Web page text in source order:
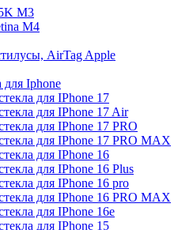
M3
M4
AirTag Apple
для Iphone
для IPhone 17
для IPhone 17 Air
для IPhone 17 PRO
для IPhone 17 PRO MAX
для IPhone 16
для IPhone 16 Plus
для IPhone 16 pro
для IPhone 16 PRO MAX
для IPhone 16e
для IPhone 15